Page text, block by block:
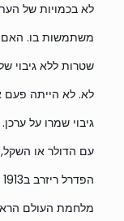
לא בכמויות של
משתמשות בו. האם
שטרות ללא גיבוי
לא. לא הייתה פעם
גיבוי שמרו על
עם הדולר או
מלחמת העולם